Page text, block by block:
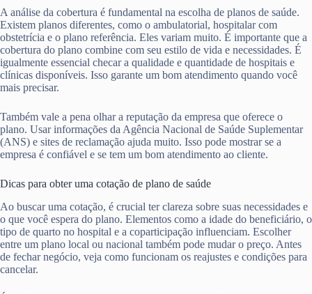
A análise da cobertura é fundamental na escolha de planos de saúde.
Existem planos diferentes, como o ambulatorial, hospitalar com
obstetrícia e o plano referência. Eles variam muito. É importante que a
cobertura do plano combine com seu estilo de vida e necessidades. É
igualmente essencial checar a qualidade e quantidade de hospitais e
clínicas disponíveis. Isso garante um bom atendimento quando você
mais precisar.
Também vale a pena olhar a reputação da empresa que oferece o
plano. Usar informações da Agência Nacional de Saúde Suplementar
(ANS) e sites de reclamação ajuda muito. Isso pode mostrar se a
empresa é confiável e se tem um bom atendimento ao cliente.
Dicas para obter uma cotação de plano de saúde
Ao buscar uma cotação, é crucial ter clareza sobre suas necessidades e
o que você espera do plano. Elementos como a idade do beneficiário, o
tipo de quarto no hospital e a coparticipação influenciam. Escolher
entre um plano local ou nacional também pode mudar o preço. Antes
de fechar negócio, veja como funcionam os reajustes e condições para
cancelar.